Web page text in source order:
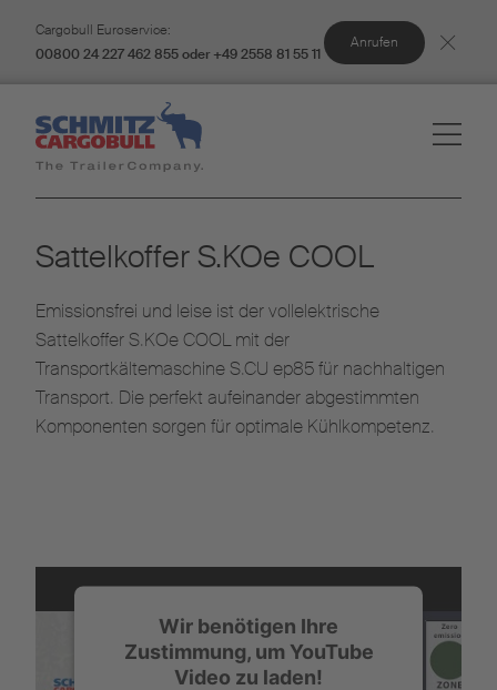
Cargobull Euroservice:
00800 24 227 462 855 oder +49 2558 81 55 11
Anrufen
Sattelkoffer S.KOe COOL
Emissionsfrei und leise ist der vollelektrische
Sattelkoffer S.KOe COOL mit der
Transportkältemaschine S.CU ep85 für nachhaltigen
Transport. Die perfekt aufeinander abgestimmten
Komponenten sorgen für optimale Kühlkompetenz.
Wir benötigen Ihre
Zustimmung, um YouTube
Video zu laden!